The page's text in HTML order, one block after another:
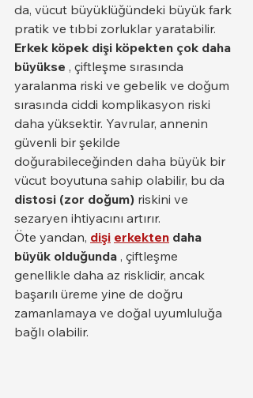
da, vücut büyüklüğündeki büyük fark
pratik ve tıbbi zorluklar yaratabilir.
Erkek köpek dişi köpekten çok daha
büyükse , çiftleşme sırasında
yaralanma riski ve gebelik ve doğum
sırasında ciddi komplikasyon riski
daha yüksektir. Yavrular, annenin
güvenli bir şekilde
doğurabileceğinden daha büyük bir
vücut boyutuna sahip olabilir, bu da
distosi (zor doğum) riskini ve
sezaryen ihtiyacını artırır.
Öte yandan, dişi erkekten daha
büyük olduğunda , çiftleşme
genellikle daha az risklidir, ancak
başarılı üreme yine de doğru
zamanlamaya ve doğal uyumluluğa
bağlı olabilir.